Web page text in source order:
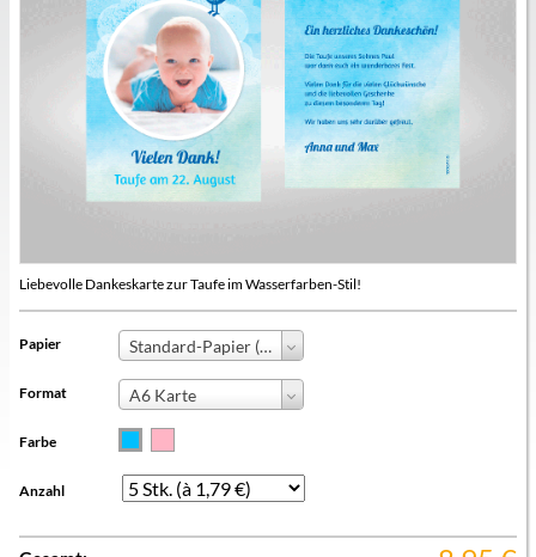
Liebevolle Dankeskarte zur Taufe im Wasserfarben-Stil!
Papier Standard-Papier (+0,00 €)
Format A6 Karte
Farbe
Anzahl